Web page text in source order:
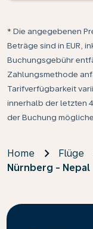
* Die angegebenen
Beträge sind in EUR,
Buchungsgebühr
Zahlungsmethode
Tarifverfügbarkeit
innerhalb der letzten
der Buchung
Home Flüge
Nürnberg - Nepal